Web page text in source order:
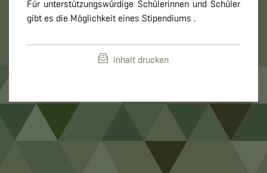
Für unterstützungswürdige Schülerinnen und Schüler
gibt es die Möglichkeit eines Stipendiums .
Inhalt drucken